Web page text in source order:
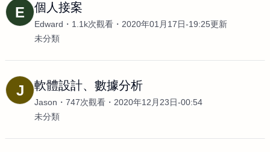
E 個人接案
Edward 1.1k次觀看
2020年01月17日-19:25更新
未分類
J 軟體設計、數據分析
Jason 747次觀看
2020年12月23日-00:54
未分類